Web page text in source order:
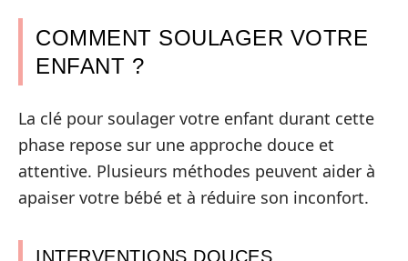
COMMENT SOULAGER VOTRE
ENFANT ?
La clé pour soulager votre enfant durant cette
phase repose sur une approche douce et
attentive. Plusieurs méthodes peuvent aider à
apaiser votre bébé et à réduire son inconfort.
INTERVENTIONS DOUCES